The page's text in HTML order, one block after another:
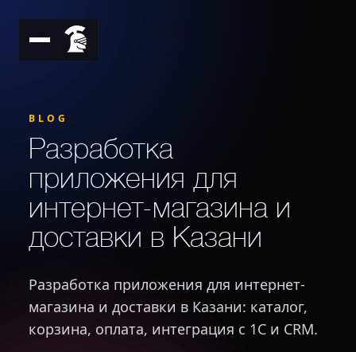
BLOG
Разработка
приложения для
интернет-магазина и
доставки в Казани
Разработка приложения для интернет-
магазина и доставки в Казани: каталог,
корзина, оплата, интеграция с 1С и CRM.